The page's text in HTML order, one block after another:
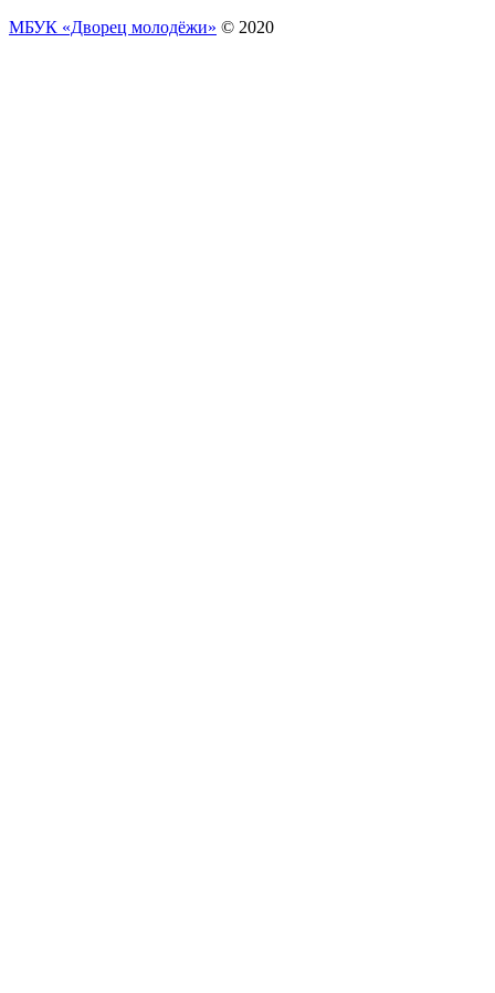
МБУК «Дворец молодёжи» © 2020